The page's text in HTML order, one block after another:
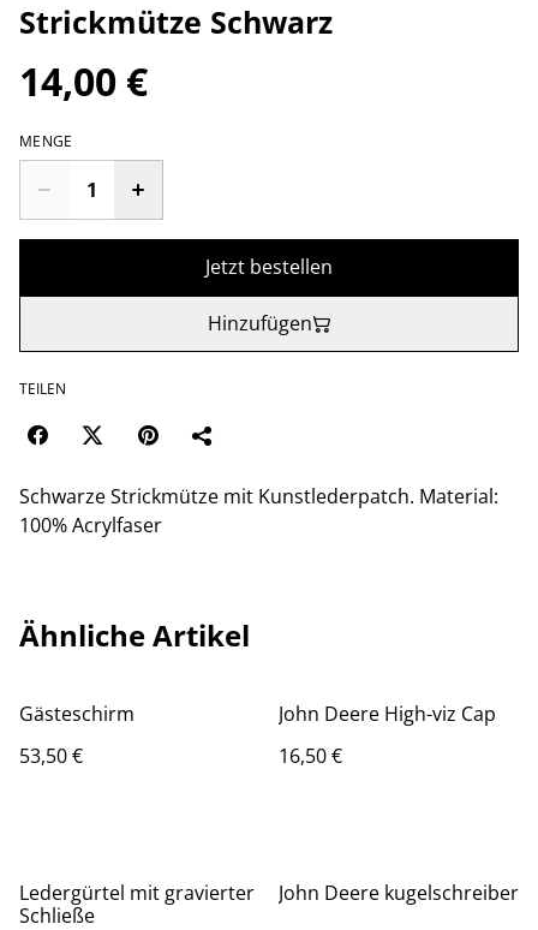
Strickmütze Schwarz
14,00 €
MENGE
Jetzt bestellen
Hinzufügen
TEILEN
Schwarze Strickmütze mit Kunstlederpatch. Material:
100% Acrylfaser
Ähnliche Artikel
Gästeschirm
53,50 €
John Deere High-viz Cap
16,50 €
Ledergürtel mit gravierter
Schließe
John Deere kugelschreiber